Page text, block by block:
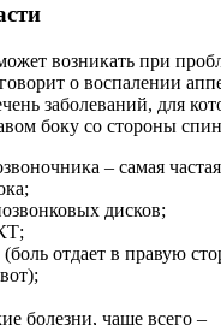
возникать при
о воспалении
заболеваний, для
боку со стороны
– самая
дисков;
отдает в правую
болезни, чаще всего –